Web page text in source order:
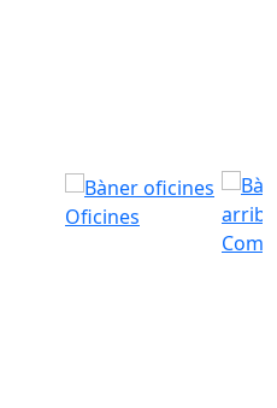
Oficines
Com